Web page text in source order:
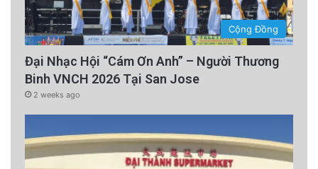
Cộng Đồng
Đại Nhạc Hội “Cám Ơn Anh” – Người Thương
Binh VNCH 2026 Tại San Jose
2 weeks ago